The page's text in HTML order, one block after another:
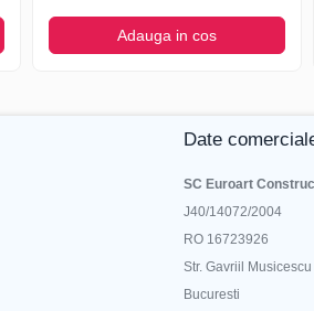
Adauga in cos
Date
SC Euroart
J40/14072/2004
RO 16723926
Str. Gavriil Musicescu
Bucuresti